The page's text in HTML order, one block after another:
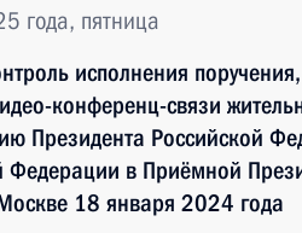
года, пятница
исполнения
конференц-связи
Президента Российской
Федерации в Приёмной
18 января 2024 года